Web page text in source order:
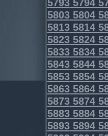
58035804
58135814
58235824
58335834
58435844
58535854
58635864
58735874
58835884
58935894